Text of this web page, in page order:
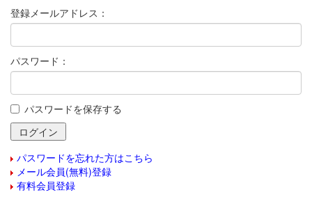
登録メールアドレス：
パスワード：
パスワードを保存する
パスワードを忘れた方はこちら
メール会員(無料)登録
有料会員登録